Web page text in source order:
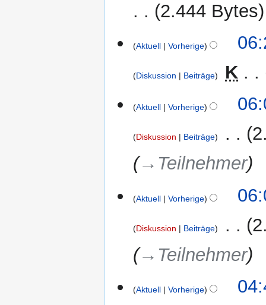
2.444 Bytes
Aktuell Vorherige
Diskussion Beiträge K
e
n
B
e
r
e
t
u
g
Aktuell Vorherige
Diskussion Beiträge
→‎Teilnehmer
Aktuell Vorherige
Diskussion Beiträge
→‎Teilnehmer
Aktuell Vorherige